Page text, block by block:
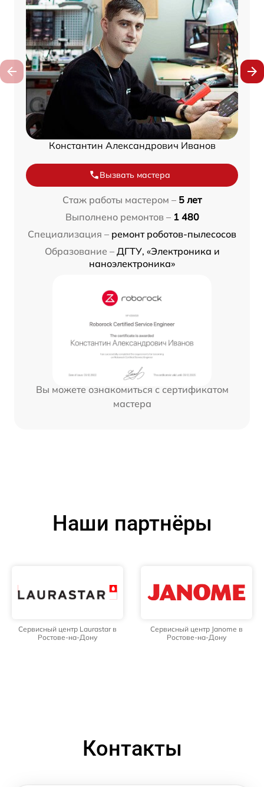
Константин Александрович Иванов
Вызвать мастера
Стаж работы мастером – 5 лет
Выполнено ремонтов – 1 480
Специализация – ремонт роботов-пылесосов
Образование – ДГТУ, «Электроника и
наноэлектроника»
Вы можете ознакомиться с сертификатом
мастера
Наши партнёры
Сервисный центр Laurastar в
Ростове-на-Дону
Сервисный центр Janome в
Ростове-на-Дону
Контакты